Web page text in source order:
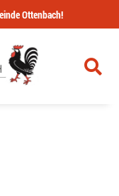
Ottenbach!